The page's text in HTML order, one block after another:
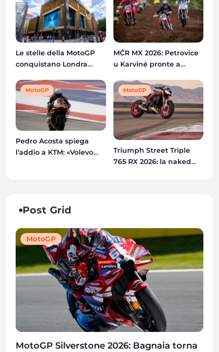
Le stelle della MotoGP
conquistano Londra
Bretagna
MČR MX 2026: Petrovice
u Karviné pronte a
del Campionato Ceco
MotoGP
Pedro Acosta spiega
l’addio a KTM: «Volevo
MotoGP
Triumph Street Triple
765 RX 2026: la naked
Post Grid
MotoGP
MotoGP Silverstone 2026: Bagnaia torna